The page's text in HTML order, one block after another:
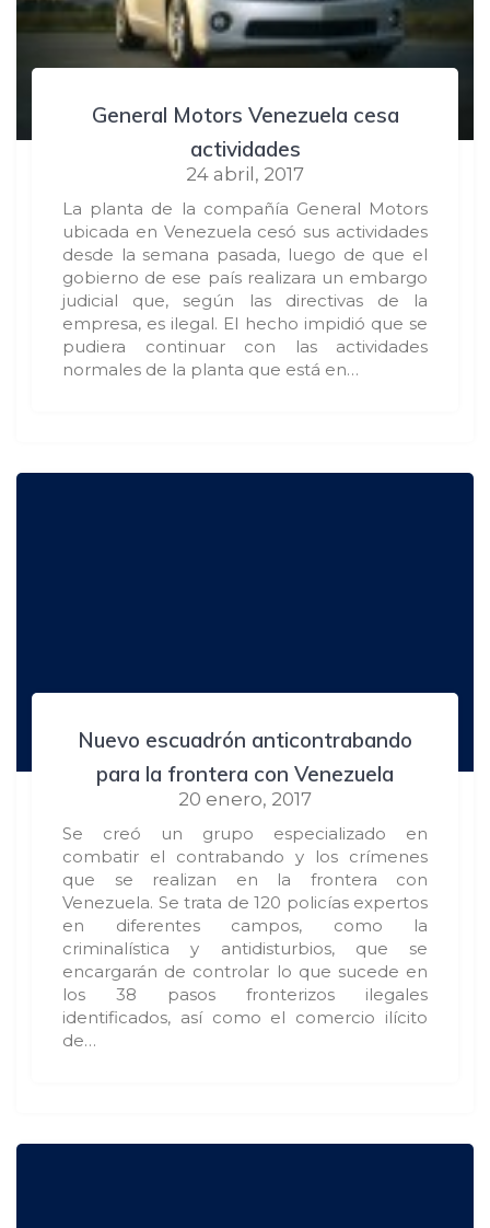
General Motors Venezuela cesa
actividades
24 abril, 2017
La planta de la compañía General Motors
ubicada en Venezuela cesó sus actividades
desde la semana pasada, luego de que el
gobierno de ese país realizara un embargo
judicial que, según las directivas de la
empresa, es ilegal. El hecho impidió que se
pudiera continuar con las actividades
normales de la planta que está en…
Nuevo escuadrón anticontrabando
para la frontera con Venezuela
20 enero, 2017
Se creó un grupo especializado en
combatir el contrabando y los crímenes
que se realizan en la frontera con
Venezuela. Se trata de 120 policías expertos
en diferentes campos, como la
criminalística y antidisturbios, que se
encargarán de controlar lo que sucede en
los 38 pasos fronterizos ilegales
identificados, así como el comercio ilícito
de…